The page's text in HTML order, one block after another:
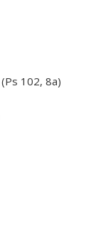
(Ps 102, 8a)